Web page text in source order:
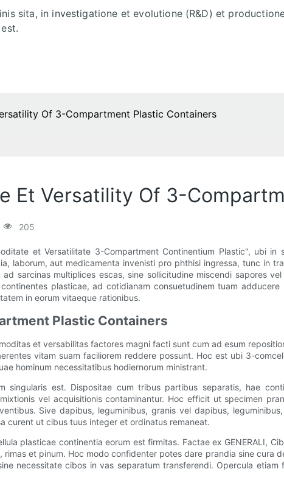
sita, in investigatione et evolutione (R&D) et
Of 3-Compartment Plastic Containers
Et Versatility Of 3-
205
et Versatilitate 3-Compartment Continentium Plastic", ubi
laborum, aut medicamenta invenisti pro phthisi ingressa, tunc in
sarcinas multiplices escas, sine sollicitudine miscendi sapores
plasticae, ad cotidianam consuetudinem tuam
in eorum vitaeque rationibus.
Plastic Containers
et versabilitas factores magni facti sunt cum ad esum
vitam suam faciliorem reddere possunt. Hoc est ubi 3-
hominum necessitatibus hodiernorum ministrant.
singularis est. Dispositae cum tribus partibus separatis, hae
vel acquisitionis contaminantur. Hoc efficit ut specimen
Sive dapibus, leguminibus, granis vel dapibus,
curent ut cibus tuus integer et ordinatus remaneat.
plasticae continentia eorum est firmitas. Factae ex GENERALI,
rimas et pinum. Hoc modo confidenter potes dare prandia sine
necessitate cibos in vas separatum transferendi. Opercula